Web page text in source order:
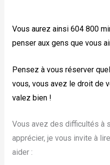
Vous aurez ainsi 604 800
penser aux gens que vous
Pensez à vous réserver
vous, vous avez le droit de
valez bien !
Vous avez des difficultés à
apprécier, je vous invite à
aider :